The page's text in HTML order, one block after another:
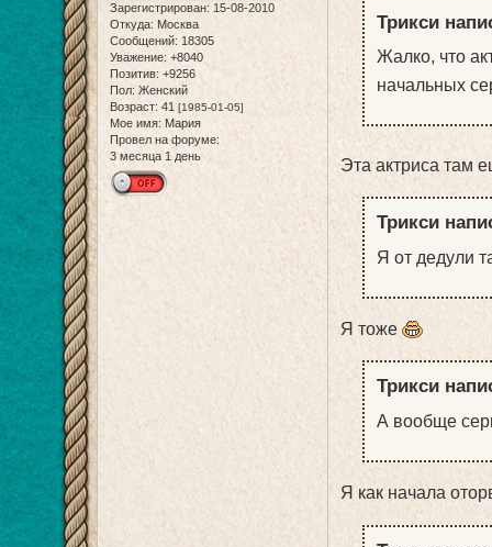
Зарегистрирован: 15-08-2010
Откуда: Москва
Сообщений: 18305
Уважение: +8040
Позитив: +9256
Пол: Женский
Возраст: 41 [1985-01-05]
Мое имя: Мария
Провел на форуме:
3 месяца 1 день
Трикси
Жалко, что
начальных
Эта актриса там
Трикси
Я от дедули
Я тоже
Трикси
А вообще
Я как начала